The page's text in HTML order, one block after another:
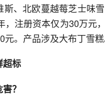
斯、北欧蔓越莓芝士味
，注册资本仅为30万元
。产品涉及大布丁雪糕
超标
？